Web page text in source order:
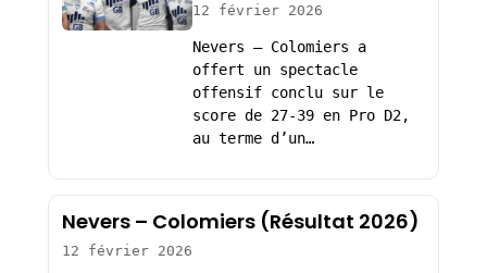
12 février 2026
Nevers – Colomiers a
offert un spectacle
offensif conclu sur le
score de 27-39 en Pro D2,
au terme d’un…
Nevers – Colomiers (Résultat 2026)
12 février 2026